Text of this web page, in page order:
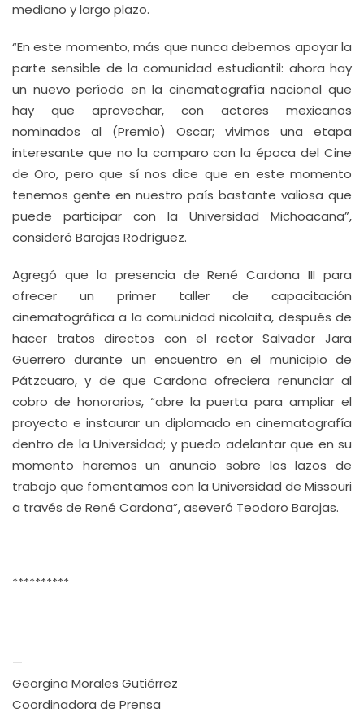
mediano y largo plazo.
“En este momento, más que nunca debemos apoyar la
parte sensible de la comunidad estudiantil: ahora hay
un nuevo período en la cinematografía nacional que
hay que aprovechar, con actores mexicanos
nominados al (Premio) Oscar; vivimos una etapa
interesante que no la comparo con la época del Cine
de Oro, pero que sí nos dice que en este momento
tenemos gente en nuestro país bastante valiosa que
puede participar con la Universidad Michoacana”,
consideró Barajas Rodríguez.
Agregó que la presencia de René Cardona III para
ofrecer un primer taller de capacitación
cinematográfica a la comunidad nicolaita, después de
hacer tratos directos con el rector Salvador Jara
Guerrero durante un encuentro en el municipio de
Pátzcuaro, y de que Cardona ofreciera renunciar al
cobro de honorarios, “abre la puerta para ampliar el
proyecto e instaurar un diplomado en cinematografía
dentro de la Universidad; y puedo adelantar que en su
momento haremos un anuncio sobre los lazos de
trabajo que fomentamos con la Universidad de Missouri
a través de René Cardona”, aseveró Teodoro Barajas.
**********
—
Georgina Morales Gutiérrez
Coordinadora de Prensa